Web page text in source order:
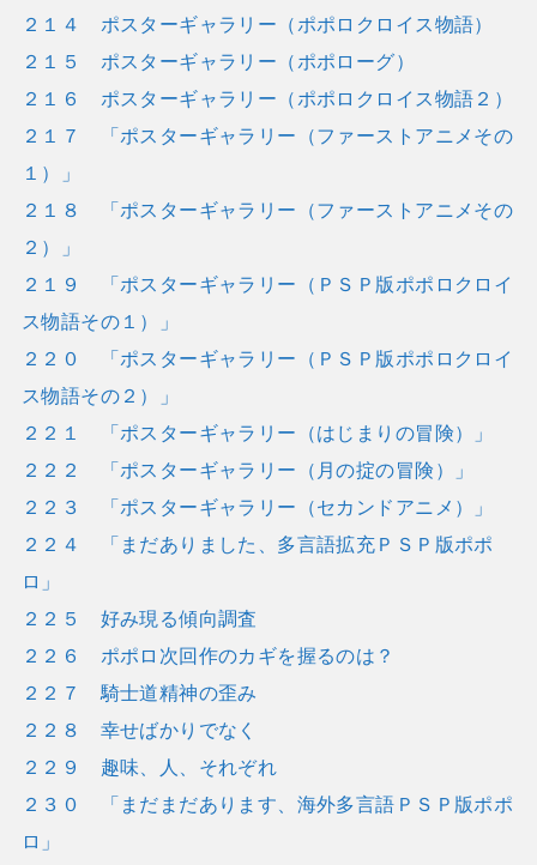
２１４ ポスターギャラリー（ポポロクロイス物語）
２１５ ポスターギャラリー（ポポローグ）
２１６ ポスターギャラリー（ポポロクロイス物語２）
２１７ 「ポスターギャラリー（ファーストアニメその
１）」
２１８ 「ポスターギャラリー（ファーストアニメその
２）」
２１９ 「ポスターギャラリー（ＰＳＰ版ポポロクロイ
ス物語その１）」
２２０ 「ポスターギャラリー（ＰＳＰ版ポポロクロイ
ス物語その２）」
２２１ 「ポスターギャラリー（はじまりの冒険）」
２２２ 「ポスターギャラリー（月の掟の冒険）」
２２３ 「ポスターギャラリー（セカンドアニメ）」
２２４ 「まだありました、多言語拡充ＰＳＰ版ポポ
ロ」
２２５ 好み現る傾向調査
２２６ ポポロ次回作のカギを握るのは？
２２７ 騎士道精神の歪み
２２８ 幸せばかりでなく
２２９ 趣味、人、それぞれ
２３０ 「まだまだあります、海外多言語ＰＳＰ版ポポ
ロ」